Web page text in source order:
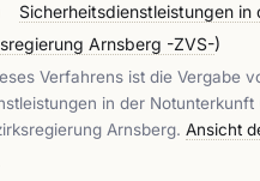
Sicherheitsdienstleistungen in
Arnsberg -ZVS-)
Verfahrens ist die Vergabe
in der Notunterkunft
Arnsberg. Ansicht